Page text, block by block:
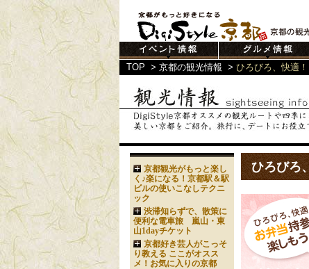
TOP > 京都の観光情報 > ひろびろ、快適
ひろびろ
京都観光がもっと楽し
く♪楽になる！京都駅＆駅
ビルの使いこなしテクニ
ック
渋滞知らずで、散策に
便利な電車旅 嵐山・東
山1dayチケット
京都好き芸人がこっそ
り教える ここがオスス
メ！お気に入りの京都